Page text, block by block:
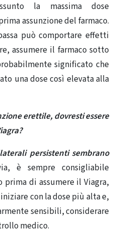
la massima dose
assunzione del farmaco.
può comportare effetti
assumere il farmaco sotto
significato che
una dose così elevata alla
erettile, dovresti essere
persistenti sembrano
è sempre consigliabile
di assumere il Viagra,
con la dose più alta e,
sensibili, considerare
medico.